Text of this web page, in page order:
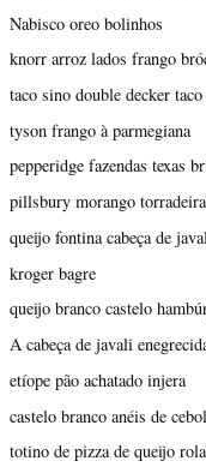
Nabisco oreo bolinhos
knorr arroz lados frango
taco sino double decker
tyson frango à parmegiana
pepperidge fazendas texas
pillsbury morango
queijo fontina cabeça de
kroger bagre
queijo branco castelo
A cabeça de javali
etíope pão achatado injera
castelo branco anéis de
totino de pizza de queijo rola